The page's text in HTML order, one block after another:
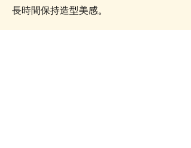
長時間保持造型美感。